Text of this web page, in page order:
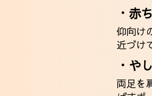
・赤
仰向け
近づけ
・や
両足を